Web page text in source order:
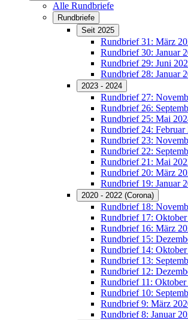
Alle Rundbriefe
Rundbriefe
Seit 2025
Rundbrief 31: März
Rundbrief 30: Januar
Rundbrief 29: Juni
Rundbrief 28: Januar
2023 - 2024
Rundbrief 27:
Rundbrief 26:
Rundbrief 25: Mai
Rundbrief 24: Februar
Rundbrief 23:
Rundbrief 22:
Rundbrief 21: Mai
Rundbrief 20: März
Rundbrief 19: Januar
2020 - 2022 (Corona)
Rundbrief 18:
Rundbrief 17:
Rundbrief 16: März
Rundbrief 15:
Rundbrief 14: Oktober
Rundbrief 13:
Rundbrief 12:
Rundbrief 11:
Rundbrief 10:
Rundbrief 9: März
Rundbrief 8: Januar